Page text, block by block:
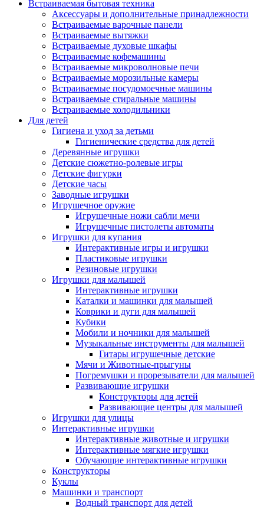
Встраиваемая бытовая техника
Аксессуары и дополнительные принадлежности
Встраиваемые варочные панели
Встраиваемые вытяжки
Встраиваемые духовые шкафы
Встраиваемые кофемашины
Встраиваемые микроволновые печи
Встраиваемые морозильные камеры
Встраиваемые посудомоечные машины
Встраиваемые стиральные машины
Встраиваемые холодильники
Для детей
Гигиена и уход за детьми
Гигиенические средства для детей
Деревянные игрушки
Детские сюжетно-ролевые игры
Детские фигурки
Детские часы
Заводные игрушки
Игрушечное оружие
Игрушечные ножи сабли мечи
Игрушечные пистолеты автоматы
Игрушки для купания
Интерактивные игры и игрушки
Пластиковые игрушки
Резиновые игрушки
Игрушки для малышей
Интерактивные игрушки
Каталки и машинки для малышей
Коврики и дуги для малышей
Кубики
Мобили и ночники для малышей
Музыкальные инструменты для малышей
Гитары игрушечные детские
Мячи и Животные-прыгуны
Погремушки и прорезыватели для малышей
Развивающие игрушки
Конструкторы для детей
Развивающие центры для малышей
Игрушки для улицы
Интерактивные игрушки
Интерактивные животные и игрушки
Интерактивные мягкие игрушки
Обучающие интерактивные игрушки
Конструкторы
Куклы
Машинки и транспорт
Водный транспорт для детей